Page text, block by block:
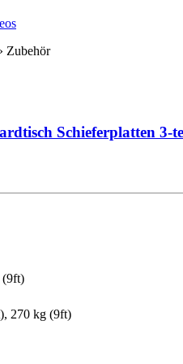
Zubehör
Schieferplatten 3-
(9ft)
270 kg (9ft)